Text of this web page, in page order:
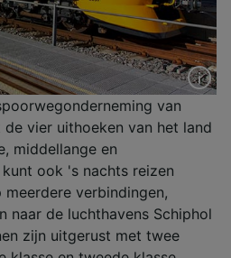
van
vier uithoeken van het land
middellange en
ook 's nachts reizen
verbindingen,
naar de luchthavens Schiphol
zijn uitgerust met twee